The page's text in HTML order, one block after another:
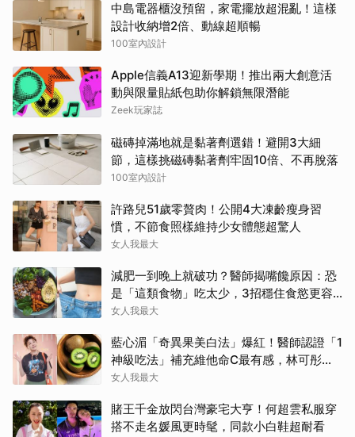
中島電器櫃沒預留，家電擺放超混亂！這樣
設計收納增2倍、動線超順暢
100室內設計
Apple信義A13迎新學期！推出兩大創意活
動與限量貼紙包助你解鎖無限潛能
Zeek玩家誌
磁磚掉滿地就是黏著劑選錯！避開3大細
節，這樣挑磁磚黏著劑牢固10倍、不再脫落
100室內設計
許路兒51歲零贅肉！公開4大凍齡瘦身習
慣，不節食照樣維持少女體態超驚人
女人我最大
減肥一到晚上就破功？醫師揭嘴饞原因：恐
是「這類食物」吃太少，3招穩住食慾更容
易瘦！
女人我最大
藍心湄「奇異果美白法」爆紅！醫師認證「1
神級吃法」補充維他命C最有感，林可彤自
曝從小跟著吃
女人我最大
賭王千金放閃台灣豪宅大亨！何超雲私服穿
搭不走名媛風更時髦，同款小白鞋超耐看